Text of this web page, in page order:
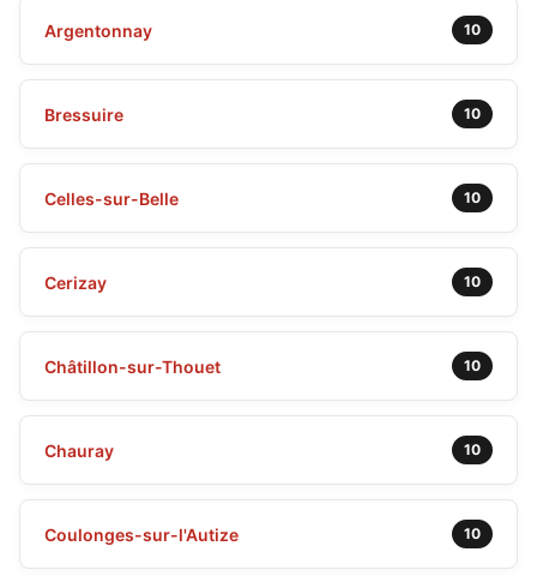
Argentonnay 10
Bressuire 10
Celles-sur-Belle 10
Cerizay 10
Châtillon-sur-Thouet 10
Chauray 10
Coulonges-sur-l'Autize 10